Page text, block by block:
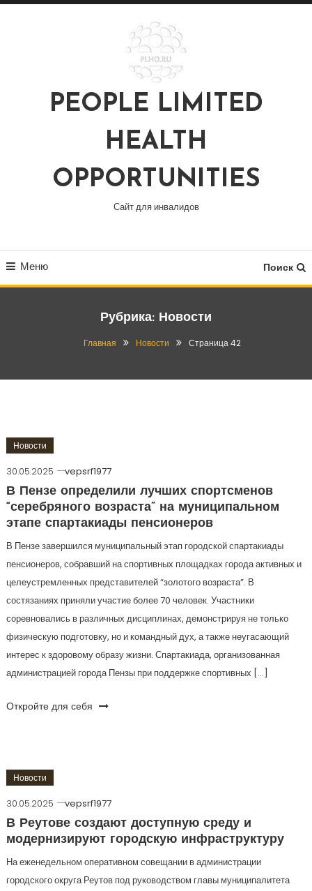
Перейти
PEOPLE LIMITED
HEALTH
OPPORTUNITIES
Сайт для инвалидов
Меню Поиск
Рубрика: Новости
Главная Новости Страница 42
Новости
30.05.2025
vepsrf1977
В Пензе определили лучших спортсменов
“серебряного возраста” на муниципальном
этапе спартакиады пенсионеров
В Пензе завершился муниципальный этап городской спартакиады
пенсионеров, собравший на спортивных площадках города активных и
целеустремленных представителей “золотого возраста”. В
состязаниях приняли участие более 70 человек. Участники
соревновались в различных дисциплинах, демонстрируя не только
физическую подготовку, но и командный дух, а также неугасающий
интерес к здоровому образу жизни. Спартакиада, организованная
администрацией города Пензы при поддержке спортивных […]
Откройте для себя
Новости
30.05.2025
vepsrf1977
В Реутове создают доступную среду и
модернизируют городскую инфраструктуру
На еженедельном оперативном совещании в администрации
городского округа Реутов под руководством главы муниципалитета